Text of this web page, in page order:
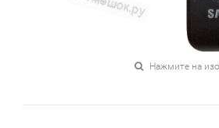
Нажмите на